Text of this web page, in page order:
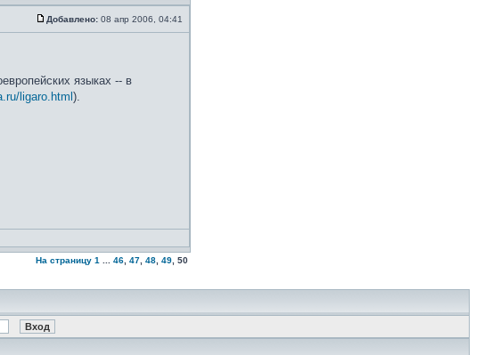
Добавлено: 08 апр 2006, 04:41
языках -- в
ligaro.html ).
На страницу 1 46 47 48 49 50